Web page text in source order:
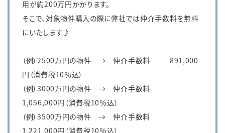
用が約200万円かかります。
そこで、対象物件購入の際に弊社では仲介手数料を無料
にいたします♪
（例）2500万円の物件 → 仲介手数料 891,000
円（消費税10％込）
（例）3000万円の物件 → 仲介手数料
1,056,000円（消費税10％込）
（例）3500万円の物件 → 仲介手数料
1,221,000円（消費税10％込）